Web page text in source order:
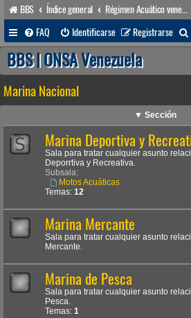
BBS Índice general Régimen Acuático venezolano
FAQ
Identificarse Registrarse
BBS | ONSA Venezuela
Marina Nacional
▼ Sección
Marina Deportiva y
Sala para tratar cualquier asunto
Deporrtiva y Recreativa.
Subsala:
Motos Acuáticas
Temas: 12
Marina Mercante
Sala para tratar cualquier asunto
Mercante.
Marina de Pesca
Sala para tratar cualquier asunto
Pesca.
Temas: 1